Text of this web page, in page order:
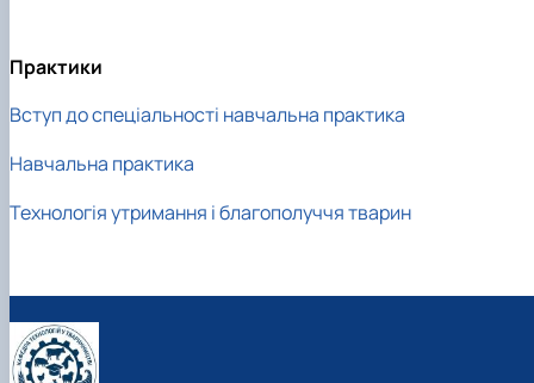
Практики
Вступ до спеціальності навчальна практика
Навчальна практика
Технологія утримання і благополуччя тварин